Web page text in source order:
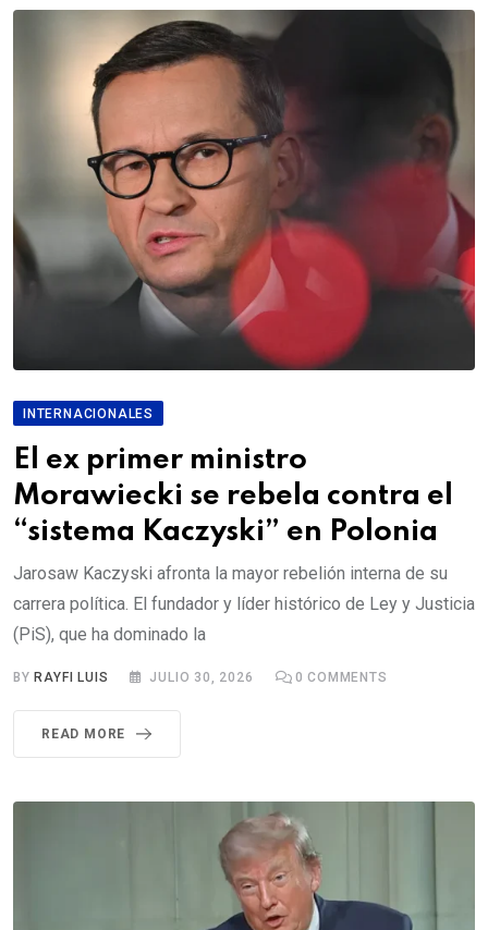
INTERNACIONALES
El ex primer ministro
Morawiecki se rebela contra el
“sistema Kaczyski” en Polonia
Jarosaw Kaczyski afronta la mayor rebelión interna de su
carrera política. El fundador y líder histórico de Ley y Justicia
(PiS), que ha dominado la
BY RAYFI LUIS JULIO 30, 2026 0 COMMENTS
READ MORE